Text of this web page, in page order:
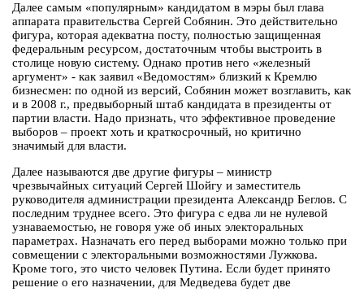
Далее самым «популярным» кандидатом в мэры был глава
аппарата правительства Сергей Собянин. Это действительно
фигура, которая адекватна посту, полностью защищенная
федеральным ресурсом, достаточным чтобы выстроить в
столице новую систему. Однако против него «железный
аргумент» - как заявил «Ведомостям» близкий к Кремлю
бизнесмен: по одной из версий, Собянин может возглавить, как
и в 2008 г., предвыборный штаб кандидата в президенты от
партии власти. Надо признать, что эффективное проведение
выборов – проект хоть и краткосрочный, но критично
значимый для власти.
Далее называются две другие фигуры – министр
чрезвычайных ситуаций Сергей Шойгу и заместитель
руководителя администрации президента Александр Беглов. С
последним труднее всего. Это фигура с едва ли не нулевой
узнаваемостью, не говоря уже об иных электоральных
параметрах. Назначать его перед выборами можно только при
совмещении с электоральными возможностями Лужкова.
Кроме того, это чисто человек Путина. Если будет принято
решение о его назначении, для Медведева будет две